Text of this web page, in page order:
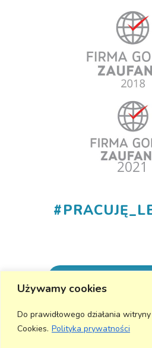
Używamy cookies
Do prawidłowego działania
Cookies. Polityka prywatności
#
+48 530